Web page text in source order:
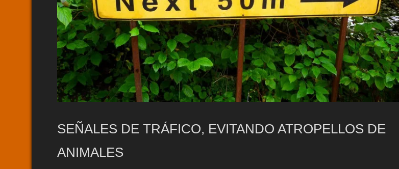
SEÑALES DE TRÁFICO, EVITANDO ATROPELLOS DE
ANIMALES